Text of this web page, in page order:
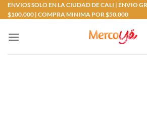
Saltar
al
ENVIOS SOLO EN LA CIUDAD DE CALI | ENVIO
$100.000 | COMPRA MINIMA POR $50.000